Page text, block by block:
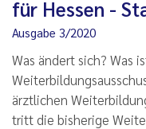
für Hessen -
Ausgabe 3/2020
Was ändert sich? Was
ärztlichen
tritt die bisherige